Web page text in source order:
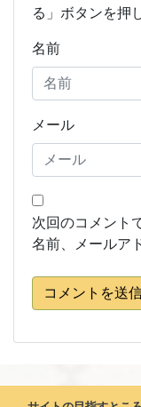
る」ボタンを押
名前
メール
次回のコメント
名前、メールア
コメントを送